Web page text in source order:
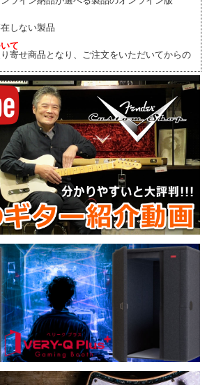
しない製品
て
寄せ商品となり、ご注文をいただいてからの